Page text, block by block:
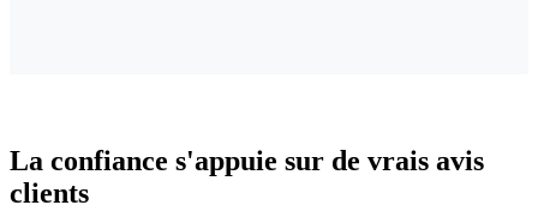
La confiance s'appuie sur de vrais avis
clients